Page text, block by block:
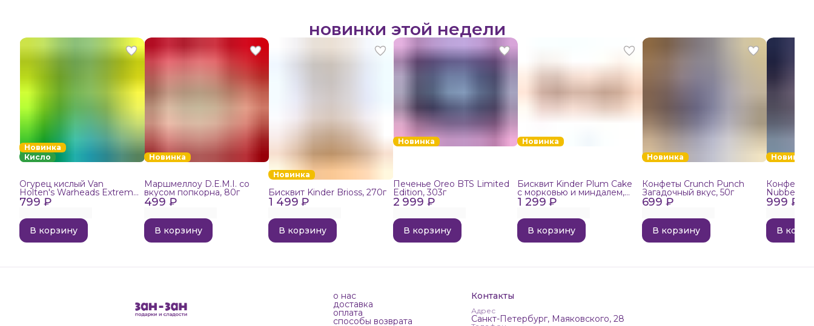
новинки этой недели
Новинка
Кисло
799 ₽
Огурец кислый Van
Holten's Warheads Extreme
Sour, 140г
В корзину
Новинка
499 ₽
Маршмеллоу D.E.M.I. со
вкусом попкорна, 80г
В корзину
Новинка
1 499 ₽
Бисквит Kinder Brioss, 270г
В корзину
Новинка
2 999 ₽
Печенье Oreo BTS Limited
Edition, 303г
В корзину
Новинка
1 299 ₽
Бисквит Kinder Plum Cake
с морковью и миндалем,
192г
В корзину
Новинка
699 ₽
Конфеты Crunch Punch
Загадочный вкус, 50г
В корзину
Новинка
999 ₽
Конфеты
Nubbee
В
о нас
доставка
оплата
способы возврата
Контакты
Адрес
Санкт-Петербург, Маяковского, 28